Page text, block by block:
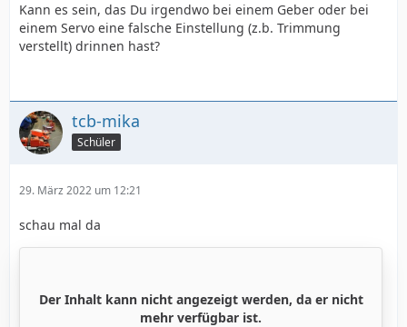
Kann es sein, das Du irgendwo bei einem Geber oder bei
einem Servo eine falsche Einstellung (z.b. Trimmung
verstellt) drinnen hast?
tcb-mika
Schüler
29. März 2022 um 12:21
schau mal da
Der Inhalt kann nicht angezeigt werden, da er nicht
mehr verfügbar ist.